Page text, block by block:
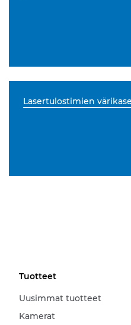
Lasertulostimien
Tuotteet
Uusimmat tuotteet
Kamerat